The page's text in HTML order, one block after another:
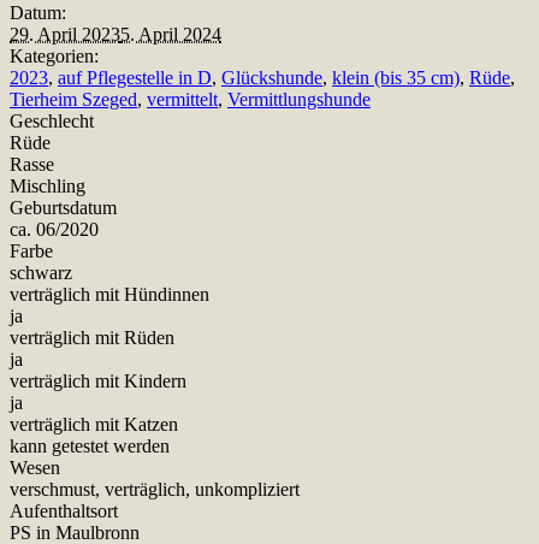
Datum:
29. April 20235. April 2024
Kategorien:
2023, auf Pflegestelle in D, Glückshunde, klein (bis 35 cm), Rüde,
Tierheim Szeged, vermittelt, Vermittlungshunde
Geschlecht
Rüde
Rasse
Mischling
Geburtsdatum
ca. 06/2020
Farbe
schwarz
verträglich mit Hündinnen
ja
verträglich mit Rüden
ja
verträglich mit Kindern
ja
verträglich mit Katzen
kann getestet werden
Wesen
verschmust, verträglich, unkompliziert
Aufenthaltsort
PS in Maulbronn